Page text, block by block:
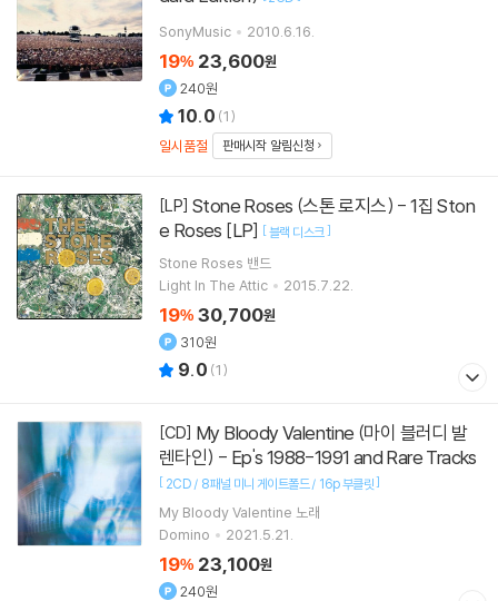
SonyMusic 2010.6.16.
19% 23,600원
240원
10.0 (1)
일시품절
판매시작 알림신청
[LP]
e Roses [LP] [블랙 디스크]
Stone Roses 밴드
Light In The Attic
2015.7.22.
19% 30,700원
310원
9.0 (1)
[CD]
렌타인) - Ep's 1988-1991 and Rare Tracks
[ 2CD / 8패널 미니 게이트폴드 / 16p 부클릿]
My Bloody Valentine 노래
Domino
2021.5.21.
19% 23,100원
240원